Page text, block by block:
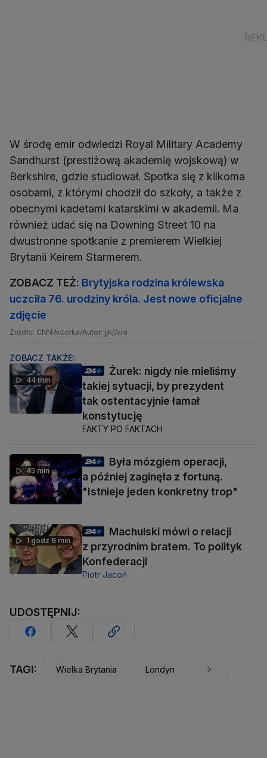
W środę emir odwiedzi Royal Military Academy
Sandhurst (prestiżową akademię wojskową) w
Berkshire, gdzie studiował. Spotka się z kilkoma
osobami, z którymi chodził do szkoły, a także z
obecnymi kadetami katarskimi w akademii. Ma
również udać się na Downing Street 10 na
dwustronne spotkanie z premierem Wielkiej
Brytanii Keirem Starmerem.
ZOBACZ TEŻ: Brytyjska rodzina królewska
uczciła 76. urodziny króla. Jest nowe oficjalne
zdjęcie
Źródło: CNN Autorka/Autor: jjk//am
ZOBACZ TAKŻE:
44 min
Żurek: nigdy nie mieliśmy
takiej sytuacji, by prezydent
tak ostentacyjnie łamał
konstytucję
FAKTY PO FAKTACH
45 min
Była mózgiem operacji,
a później zaginęła z fortuną.
"Istnieje jeden konkretny trop"
1 godz 6 min
Machulski mówi o relacji
z przyrodnim bratem. To polityk
Konfederacji
Piotr Jacoń
UDOSTĘPNIJ:
TAGI: Wielka Brytania Londyn